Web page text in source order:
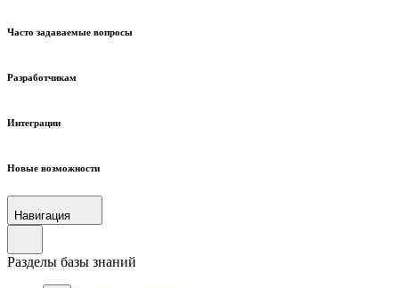
Часто задаваемые вопросы
Разработчикам
Интеграции
Новые возможности
Навигация
Разделы базы знаний